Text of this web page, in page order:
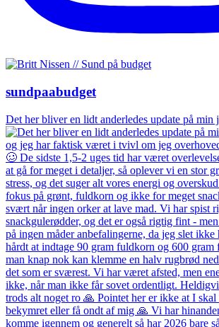
sundpaabudget
Det her bliver en lidt anderledes update på min j